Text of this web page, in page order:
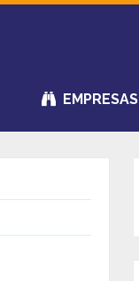
EMPRESAS